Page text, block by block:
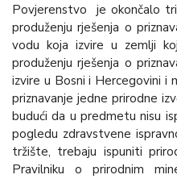
Povjerenstvo je okončalo
produženju rješenja o
vodu koja izvire u zemlji
produženju rješenja o
izvire u Bosni i Hercegovini i
priznavanje jedne prirodne
budući da u predmetu nisu
pogledu zdravstvene
tržište, trebaju ispuniti
Pravilniku o prirodnim